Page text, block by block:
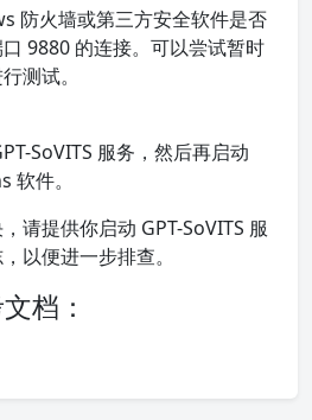
防火墙或第三方安全软件是否
9880 的连接。可以尝试暂时
测试。
SoVITS 服务，然后再启动
软件。
请提供你启动 GPT-SoVITS 服
以便进一步排查。
档：